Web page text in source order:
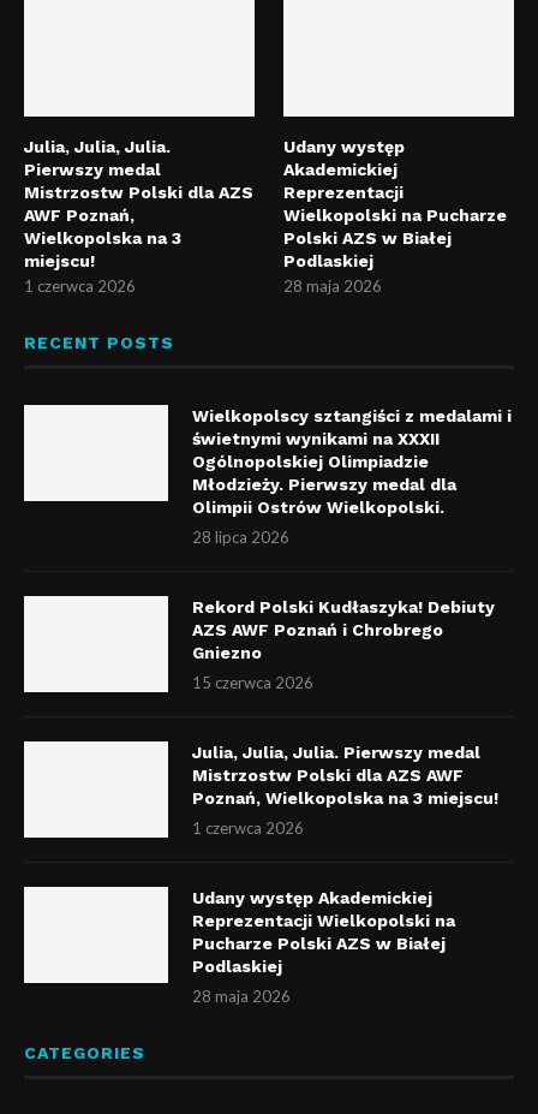
Julia, Julia, Julia.
Pierwszy medal
Mistrzostw Polski dla AZS
AWF Poznań,
Wielkopolska na 3
miejscu!
1 czerwca 2026
Udany występ
Akademickiej
Reprezentacji
Wielkopolski na Pucharze
Polski AZS w Białej
Podlaskiej
28 maja 2026
RECENT POSTS
Wielkopolscy sztangiści z medalami i
świetnymi wynikami na XXXII
Ogólnopolskiej Olimpiadzie
Młodzieży. Pierwszy medal dla
Olimpii Ostrów Wielkopolski.
28 lipca 2026
Rekord Polski Kudłaszyka! Debiuty
AZS AWF Poznań i Chrobrego
Gniezno
15 czerwca 2026
Julia, Julia, Julia. Pierwszy medal
Mistrzostw Polski dla AZS AWF
Poznań, Wielkopolska na 3 miejscu!
1 czerwca 2026
Udany występ Akademickiej
Reprezentacji Wielkopolski na
Pucharze Polski AZS w Białej
Podlaskiej
28 maja 2026
CATEGORIES